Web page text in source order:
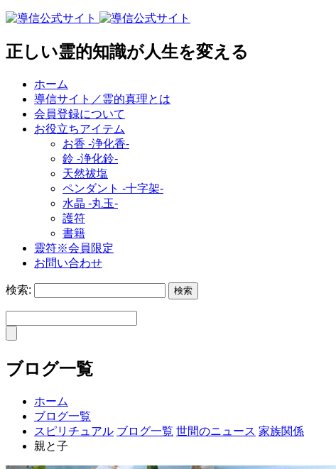
正しい霊的知識が人生を変える
ホーム
導信サイト／霊的真理とは
会員登録について
お役立ちアイテム
お香 ‐浄化香‐
鈴 ‐浄化鈴‐
天然祓塩
ペンダント -十字架-
水晶 -丸玉-
護符
書籍
靈符※会員限定
お問い合わせ
検索:
ブログ一覧
ホーム
ブログ一覧
スピリチュアル ブログ一覧 世間のニュース 家族関係
親と子